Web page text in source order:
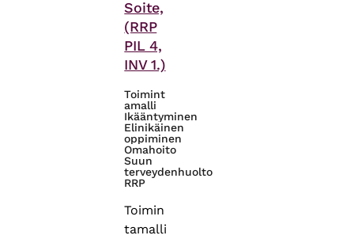
Soite,
(RRP
PIL 4,
INV 1.)
Toimint
amalli
Ikääntyminen
Elinikäinen
oppiminen
Omahoito
Suun
terveydenhuolto
RRP
Toimin
tamalli